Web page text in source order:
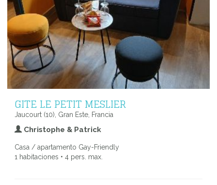
GITE LE PETIT MESLIER
Jaucourt (10), Gran Este, Francia
Christophe & Patrick
Casa / apartamento Gay-Friendly
1 habitaciones • 4 pers. max.